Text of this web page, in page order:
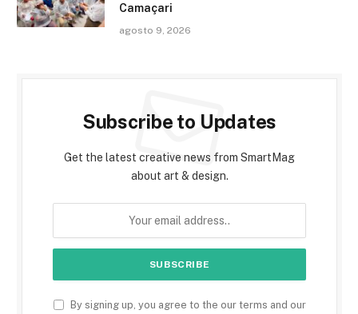
Camaçari
agosto 9, 2026
Subscribe to Updates
Get the latest creative news from SmartMag
about art & design.
By signing up, you agree to the our terms and our